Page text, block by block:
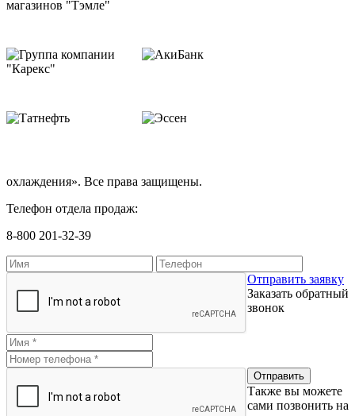
охлаждения». Все права защищены.
Телефон отдела продаж:
8-800 201-32-39
Отправить заявку
Заказать обратный
звонок
Также вы можете
сами позвонить на